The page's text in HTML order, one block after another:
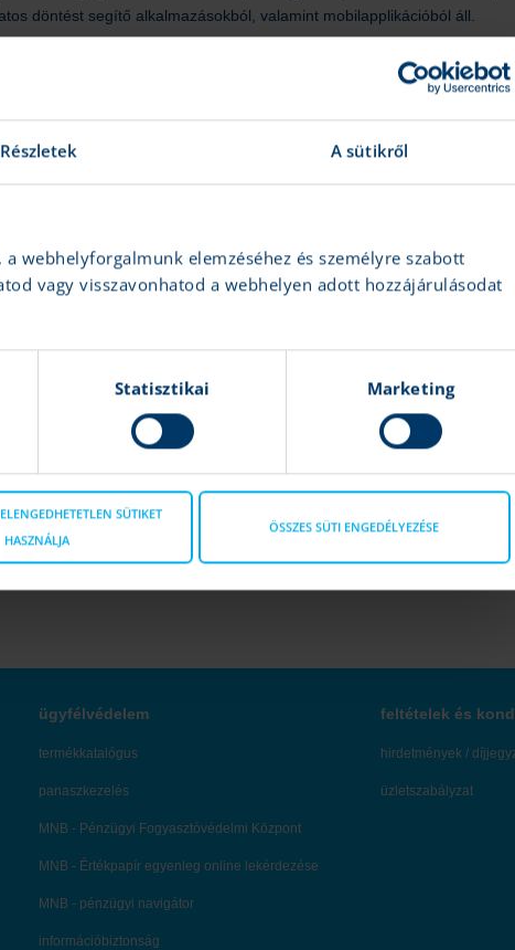
Részletek A sütikről
webhelyforgalmunk elemzéséhez és személyre szabott
vagy visszavonhatod a webhelyen adott hozzájárulásodat
Statisztikai Marketing
SÜTIKET
HASZNÁLJA
ÖSSZES SÜTI ENGEDÉLYEZÉSE
döntést segítő alkalmazásokból, valamint mobilapplikációból áll.
is segítséget nyújt. A budapesti Krisztina körúton található
MNB-vel együttműködő Pénzügyi Navigátor Tanácsadó Irodahálózat
ügyfélvédelem
termékkatalógus
panaszkezelés
MNB - Pénzügyi Fogyasztóvédelmi Központ
MNB - Értékpapír egyenleg online lekérdezése
MNB - pénzügyi navigátor
információbiztonság
feltételek és
hirdetmények /
üzletszabályzat